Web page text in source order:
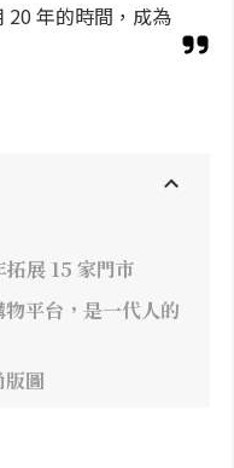
20 年的時間，成為
展 15 家門市
平台，是一代人的
圖